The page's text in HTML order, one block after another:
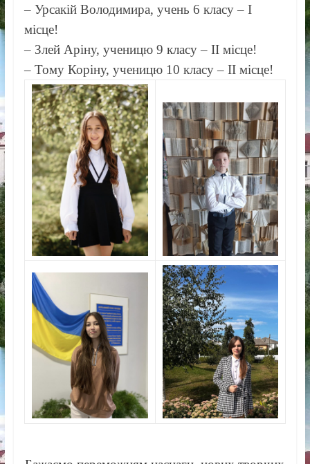
– Урсакій Володимира, учень 6 класу – І
місце!
– Злей Аріну, ученицю 9 класу – ІІ місце!
– Тому Коріну, ученицю 10 класу – ІІ місце!